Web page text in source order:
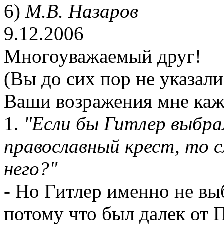
6) М.В. Назаров
9.12.2006
Многоуважаемый друг!
(Вы до сих пор не
Ваши возражения мне
1. "Если бы Гитлер
православный крест, то
него?"
- Но Гитлер именно не
потому что был далек от